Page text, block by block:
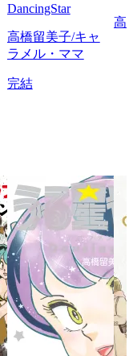
DancingStar
高橋留美子/キャ
ラメル・ママ
完結
高